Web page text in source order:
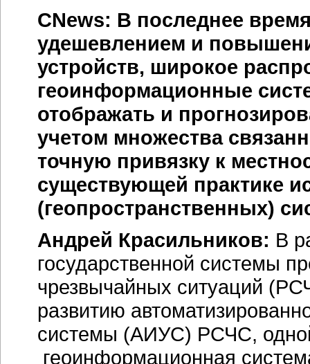
CNews: В последнее
удешевлением и
устройств, широкое
геоинформационные
отображать и
учетом множества
точную привязку к
существующей практике
(геопространственных)
Андрей Красильников: В
государственной системы
чрезвычайных ситуаций
развитию
системы (АИУС) РСЧС,
геоинформационная